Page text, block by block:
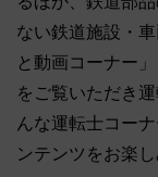
ない鉄道施設・
と動画コーナー
をご覧いただき
んな運転士コー
ンテンツをお楽